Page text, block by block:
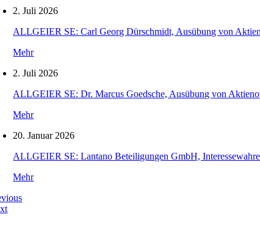
2. Juli 2026
ALLGEIER SE: Carl Georg Dürschmidt, Ausübung von
Mehr
2. Juli 2026
ALLGEIER SE: Dr. Marcus Goedsche, Ausübung von
Mehr
20. Januar 2026
ALLGEIER SE: Lantano Beteiligungen GmbH,
Mehr